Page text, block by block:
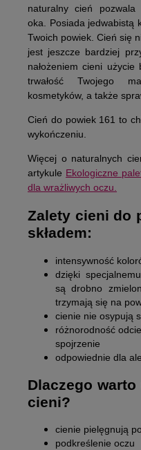
naturalny cień pozwala
oka. Posiada jedwabistą
Twoich powiek. Cień się
jest jeszcze bardziej
nałożeniem cieni
trwałość Twojego
kosmetyków, a także
Cień do powiek 161 to
wykończeniu.
Więcej o naturalnych
artykule Ekologiczne
dla wrażliwych oczu.
Zalety cieni do
składem:
intensywność
dzięki
są drobno
trzymają się na
cienie nie osypują
różnorodność
spojrzenie
odpowiednie dla
Dlaczego
cieni?
cienie pielęgnują
podkreślenie oczu